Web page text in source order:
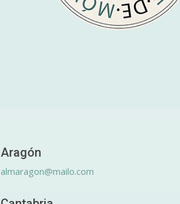
Aragón
almaragon@mailo.com